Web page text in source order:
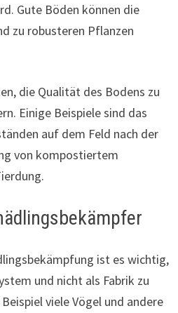
Gute Böden können die
zu robusteren Pflanzen
die Qualität des Bodens zu
Einige Beispiele sind das
auf dem Feld nach der
von kompostiertem
ist es wichtig,
und nicht als Fabrik zu
viele Vögel und andere